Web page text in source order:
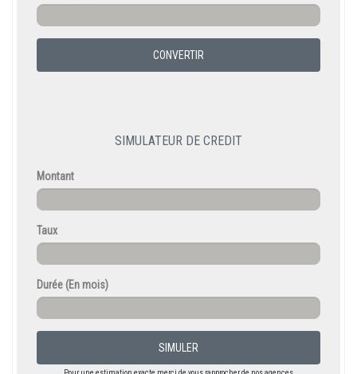
CONVERTIR
SIMULATEUR DE CREDIT
Montant
Taux
Durée (En mois)
SIMULER